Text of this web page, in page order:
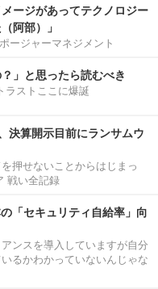
ージがあってテクノロジー
阿部）」
ージャーマネジメント
」と思ったら読むべき
ラストここに爆誕
決算開示目前にランサムウ
押せないことからはじまっ
戦い全記録
「セキュリティ自給率」向
ンスを導入していますが自分
るかわかっていないんじゃな